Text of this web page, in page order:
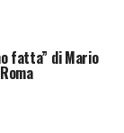
fatta” di Mario